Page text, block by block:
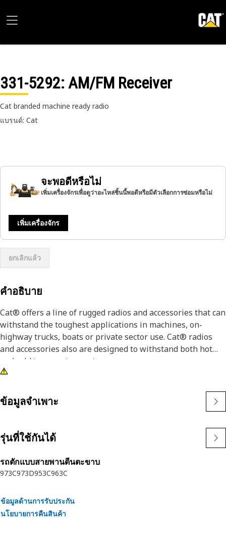
331-5292: AM/FM Receiver
Cat branded machine ready radio
แบรนด์: Cat
จะพอดีหรือไม่
เพิ่มเครื่องจักรเพื่อดูว่าอะไหล่ชิ้นนี้พอดีหรือมีตัวเลือกการซ่อมหรือไม่
เพิ่มเครื่องจักร
ยกเลิกแล้ว
คำอธิบาย
Cat® offers a line of rugged radios and accessories that can
withstand the toughest applications in machines, on-
highway trucks, boats or private sector use. Cat® radios
and accessories also are designed to withstand both hot
and cold temperature extremes.
ข้อมูลจำเพาะ
รุ่นที่ใช้กันได้
รถตักแบบสายพานตีนตะขาบ
973C973D953C963C
ข้อมูลด้านการรับประกัน
นโยบายการคืนสินค้า